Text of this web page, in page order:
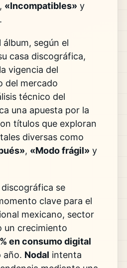
«Incompatibles»y
según el
casa discográfica,
vigencia del
del mercado
técnico del
una apuesta por la
títulos que exploran
diversas como
, «Modo frágil»y
se
clave para el
mexicano, sector
un crecimiento
en consumo digital
año. Nodal intenta